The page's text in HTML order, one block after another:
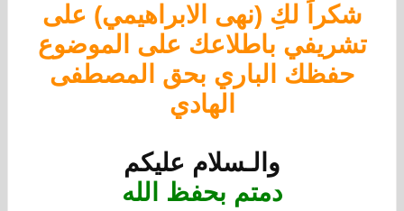
شكراً لكِ (نهى الابراهيمي) على
تشريفي باطلاعك على الموضوع
حفظك الباري بحق المصطفى
الهادي
والـسلام عليكم
دمتم بحفظ الله